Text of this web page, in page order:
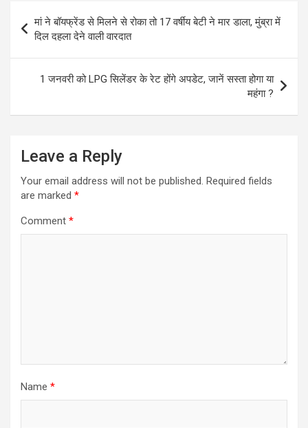
Post
navigation
मां ने बॉयफ्रेंड से मिलने से रोका तो 17 वर्षीय बेटी ने मार डाला, मुंब्रा में
दिल दहला देने वाली वारदात
1 जनवरी को LPG सिलेंडर के रेट होंगे अपडेट, जानें सस्ता होगा या
महंगा ?
Leave a Reply
Your email address will not be published. Required fields
are marked *
Comment *
Name *